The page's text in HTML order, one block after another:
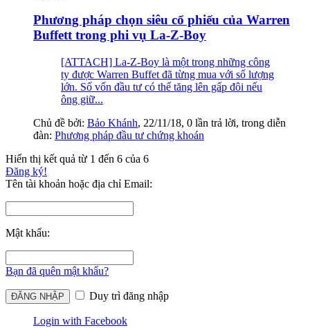
Phương pháp chọn siêu cổ phiếu của Warren
Buffett trong phi vụ La-Z-Boy
[ATTACH] La-Z-Boy là một trong những công
ty được Warren Buffet đã từng mua với số lượng
lớn. Số vốn đầu tư có thể tăng lên gấp đôi nếu
ông giữ...
Chủ đề bởi: Bảo Khánh, 22/11/18, 0 lần trả lời, trong diễn
đàn: Phương pháp đầu tư chứng khoán
Hiển thị kết quả từ 1 đến 6 của 6
Đăng ký!
Tên tài khoản hoặc địa chỉ Email:
Mật khẩu:
Bạn đã quên mật khẩu?
Duy trì đăng nhập
Login with Facebook